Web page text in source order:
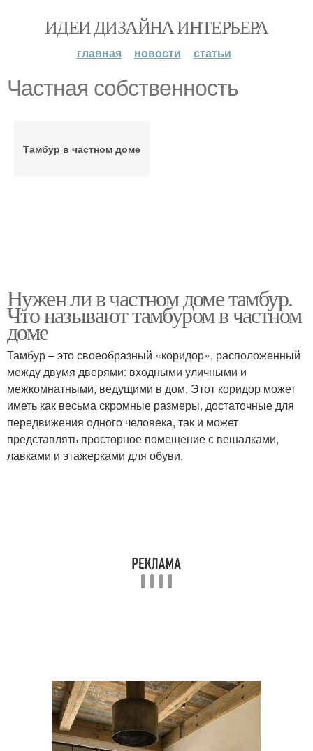
ИДЕИ ДИЗАЙНА ИНТЕРЬЕРА
главная новости статьи
Частная собственность
Тамбур в частном доме
Нужен ли в частном доме тамбур.
Что называют тамбуром в частном
доме
Тамбур – это своеобразный «коридор», расположенный
между двумя дверями: входными уличными и
межкомнатными, ведущими в дом. Этот коридор может
иметь как весьма скромные размеры, достаточные для
передвижения одного человека, так и может
представлять просторное помещение с вешалками,
лавками и этажерками для обуви.